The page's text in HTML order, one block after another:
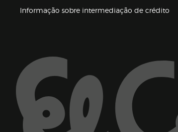
Informação sobre intermediação de crédito